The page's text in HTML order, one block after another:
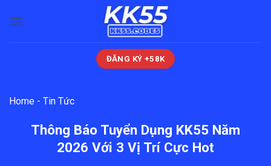
qua
ĐĂNG KÝ +58K
Home - Tin Tức
Thông Báo Tuyển Dụng KK55 Năm
2026 Với 3 Vị Trí Cực Hot